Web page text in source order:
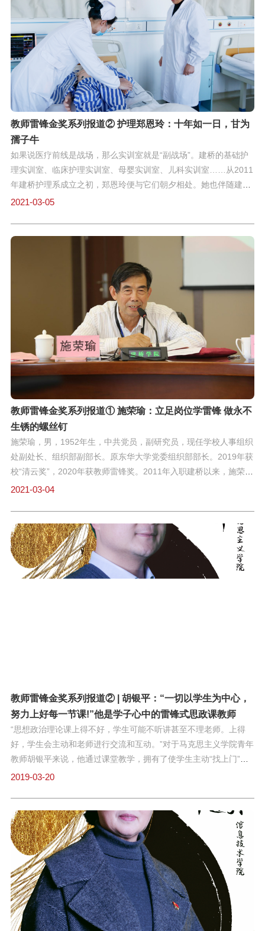
它是运转不了的。”何云景说道。“另外，钉子身上有两个长处，一
个是挤劲，一个是钻劲。”在上大学前，何云景是有名无实的69级
初中毕业生，在包头水暖器材厂当一名铸造工人。1977年恢复高
考，凭借着一腔热血报考，结果因为数学分数低而未能录取。对于
知识的强烈渴求，何云景没有放弃上大学的梦想。他白天上班，晚
上回来复习功课，对症下药、重点突破。功夫不负有心人，第二年
何云景考上了西安理工大学。2014年，已过
教师雷锋金奖系列报道② 护理郑恩玲：十年如一日，甘为
孺子牛
如果说医疗前线是战场，那么实训室就是“副战场”。建桥的基础护
理实训室、临床护理实训室、母婴实训室、儿科实训室……从2011
年建桥护理系成立之初，郑恩玲便与它们朝夕相处。她也伴随建
桥“护理系”一起走过了十个春夏秋冬，见证着数千名青涩的学生逐
让同学们有更多时候进行技能操练，郑恩玲便将实训室全天开放，
包括早晚自习与午休时间。她也会从旁指导，随时解决学生的疑
问。在护理系创办初期，为了更好地开展工作，郑恩玲还选择留住
学校，一心扑在了建桥。“她像关爱子女一样关心学生，有时怕大家
为了赶去学习，来不及吃饭，她一定会为同学备好干粮。”工作后，
上海首批援鄂医疗支援队成员、护理系2015届校友诸玫琳常会回想
起，实验室那段胃与大脑同时获得满足的学习生活。“我刚来建桥的
时候，不像其他同学有一定专业基础，所以在课余时间，我都会去
实训室操练。每当我遇到困难的时候，郑老师都会耐心和我讲
解。”曾荣玲老师2011年来到建桥护理系求学，与郑恩玲老师相识
相知。“后来我留校了，郑老师还是一如既往地鼓励帮助我，遇
2021-03-05
教师雷锋金奖系列报道① 施荣瑜：立足岗位学雷锋 做永不
生锈的螺丝钉
施荣瑜，男，1952年生，中共党员，副研究员，现任学校人事组织
处副处长、组织部副部长。原东华大学党委组织部部长。2019年获
校“清云奖”，2020年获教师雷锋奖。2011年入职建桥以来，施荣瑜
常在办公室忙到深夜九、十点。还有一年，69岁的他就要二次退休
苦，军事技术素质好，以及默默做了不少好事，像是清洗全班又油
又黑的擦炮抹布，为班里的同伴补鞋，他被点名作为优秀典型向全
连作学雷锋经验交流。那是施荣瑜第一次与自己童年英雄雷锋的名
字相联。他清楚记得1963年3月5日，毛主席题词向雷锋同志学习
2021-03-04
教师雷锋金奖系列报道② | 胡银平：“一切以学生为中心，
努力上好每一节课!”他是学子心中的雷锋式思政课教师
“思想政治理论课上得不好，学生可能不听讲甚至不理老师。上得
好，学生会主动和老师进行交流和互动。”对于马克思主义学院青年
教师胡银平来说，他通过课堂教学，拥有了使学生主动“找上门”的
魅力。课后有学生找他探讨如何度过大学时光，如何实现人生价
找他寻求帮助；还有学生向他咨询自己的职业生涯规划。胡银平对
学生的“麻烦”却乐此不疲，无论是刚开始担任辅导员，还是后来担
任思想政治理论课教师，他始终爱岗敬业，干一行，爱一行，钻一
行，以正能量的言行，引导学生扣好人生第一粒扣子。思政工作教
育工作是个良心活不放弃任何一名学生刚进建桥，胡银平担任艺术
设计学院的辅导员，开启了和以往高中历史授课不同，凡事都需要
操心的“保姆式”工作模式。首届学生，胡银平所带的是广告、动漫
两个专业的专科班，艺术类专科学生学习习惯和自我约束力相对较
2019-03-20